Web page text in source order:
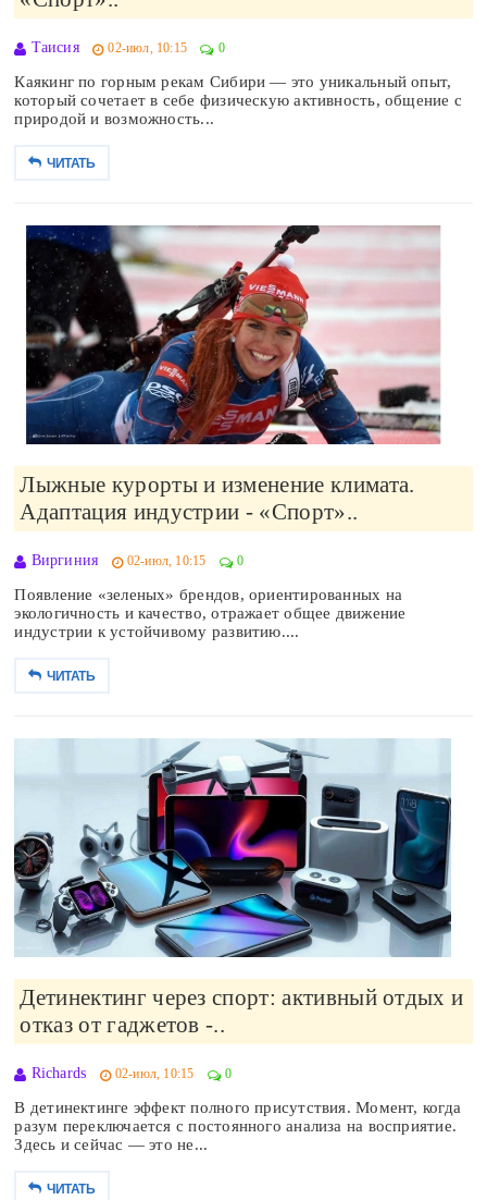
Таисия 02-июл, 10:15 0
Каякинг по горным рекам Сибири — это уникальный опыт,
который сочетает в себе физическую активность, общение с
природой и возможность...
ЧИТАТЬ
Лыжные курорты и изменение климата.
Адаптация индустрии - «Спорт»..
Виргиния 02-июл, 10:15 0
Появление «зеленых» брендов, ориентированных на
экологичность и качество, отражает общее движение
индустрии к устойчивому развитию....
ЧИТАТЬ
Детинектинг через спорт: активный отдых и
отказ от гаджетов -..
Richards 02-июл, 10:15 0
В детинектинге эффект полного присутствия. Момент, когда
разум переключается с постоянного анализа на восприятие.
Здесь и сейчас — это не...
ЧИТАТЬ